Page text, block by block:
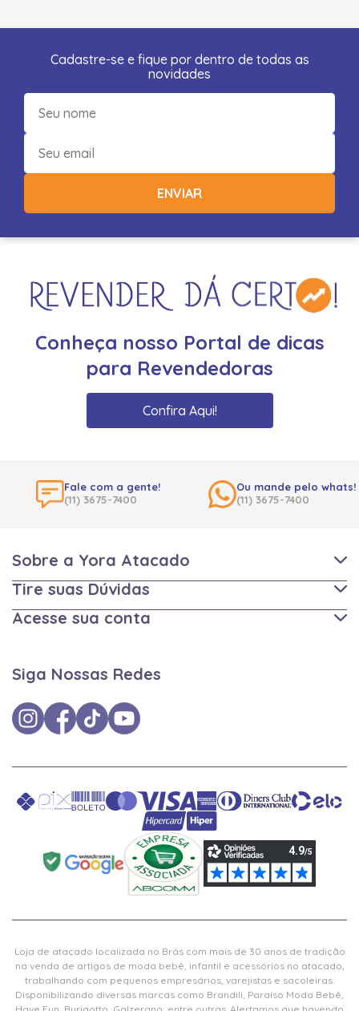
Cadastre-se e fique por dentro de todas as
novidades
ENVIAR
Conheça nosso Portal de dicas
para Revendedoras
Confira Aqui!
Fale com a gente!
(11) 3675-7400
Ou mande pelo whats!
(11) 3675-7400
Sobre a Yora Atacado
Tire suas Dúvidas
Acesse sua conta
Siga Nossas Redes
Loja de atacado localizada no Brás com mais de 30 anos de tradição
na venda de artigos de moda bebê, infantil e acessórios no atacado,
trabalhando com pequenos empresários, varejistas e sacoleiras.
Disponibilizando diversas marcas como Brandili, Paraíso Moda Bebê,